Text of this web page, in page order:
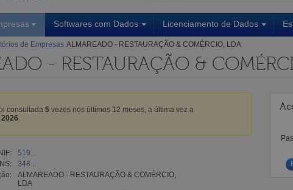
Softwares com Dados Licenciamento de Dados
de Empresas ALMAREADO - RESTAURAÇÃO & COMÉRCIO, LDA
- RESTAURAÇÃO &
consultada 5 vezes nos últimos 12 meses, a última vez a
519...
348...
ALMAREADO - RESTAURAÇÃO & COMÉRCIO,
LDA